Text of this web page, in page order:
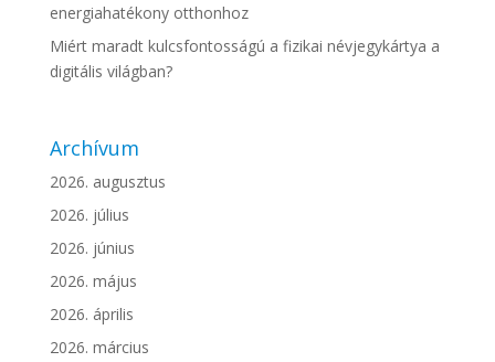
energiahatékony otthonhoz
Miért maradt kulcsfontosságú a fizikai névjegykártya a
digitális világban?
Archívum
2026. augusztus
2026. július
2026. június
2026. május
2026. április
2026. március